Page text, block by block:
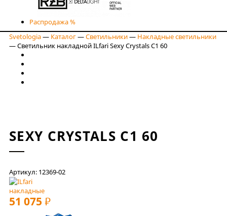
Распродажа %
Svetologia— Каталог—Светильники— Накладные светильники
—Светильник накладной ILfari Sexy Crystals C1 60
SEXY CRYSTALS C1 60
Артикул: 12369-02
накладные
51 075 РУБ